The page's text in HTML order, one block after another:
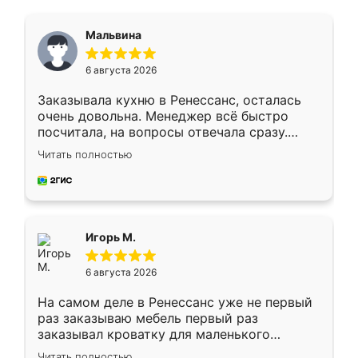
Мальвина
6 августа 2026
Заказывала кухню в Ренессанс, осталась
очень довольна. Менеджер всё быстро
посчитала, на вопросы отвечала сразу.
Замерщик приехал в субботу, подошёл к
делу со всей ответственностью. Собрали
за день, ребята работали аккуратно, даже
Читать полностью
Игорь М.
6 августа 2026
На самом деле в Ренессанс уже не первый
раз заказываю мебель первый раз
заказывал кроватку для маленького
ребёнка при его рождении ,во второй раз